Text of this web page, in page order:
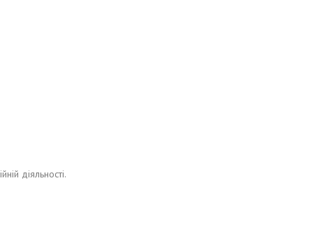
діяльності.